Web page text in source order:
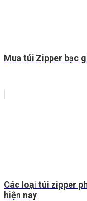
Mua túi Zipper bạc
Các loại túi zipper
hiện nay